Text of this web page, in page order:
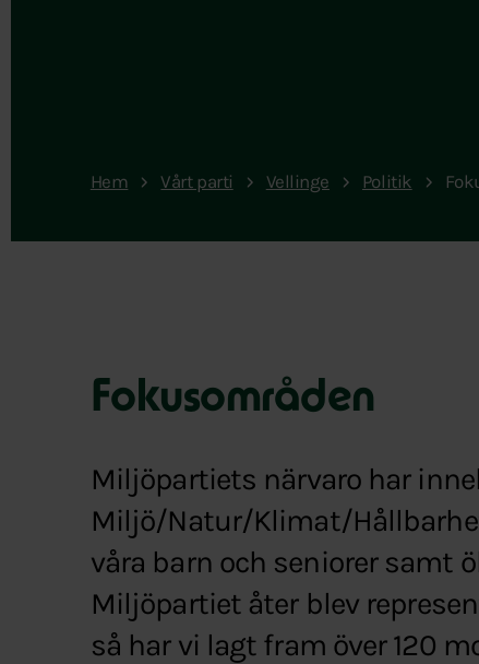
Hem Vårt parti Vellinge Politik
Fokusområden
Miljöpartiets närvaro har
Miljö/Natur/Klimat/
våra barn och seniorer samt
Miljöpartiet åter blev
så har vi lagt fram över 120